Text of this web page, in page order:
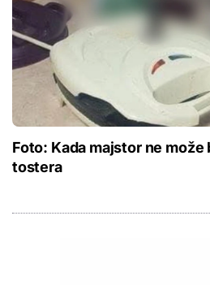
Foto: Kada majstor ne
tostera